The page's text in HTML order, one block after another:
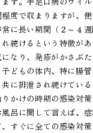
度で収まりますが、
に長い期間（２～４
続けるという特徴があ
なり、発疹がかさぶ
どもの体内、特に腸
に排泄され続けてい
かけの時期の感染対
呂に関して言えば、
すぐに全ての感染対